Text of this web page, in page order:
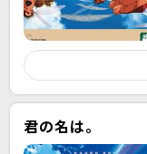
君の名は。